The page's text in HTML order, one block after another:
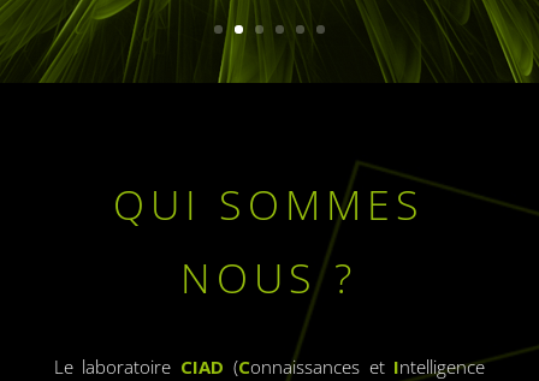
QUI SOMMES
NOUS ?
Le laboratoire CIAD (Connaissances et Intelligence